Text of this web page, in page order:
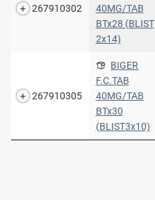
267910302
40MG/TAB
BTx28 (BLIST
2x14)
267910305
BIGER
F.C.TAB
40MG/TAB
BTx30
(BLIST3x10)